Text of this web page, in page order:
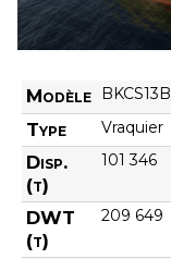
Modèle BKCS13B
Type Vraquier
Disp.
(t)
101 346
DWT
(t)
209 649